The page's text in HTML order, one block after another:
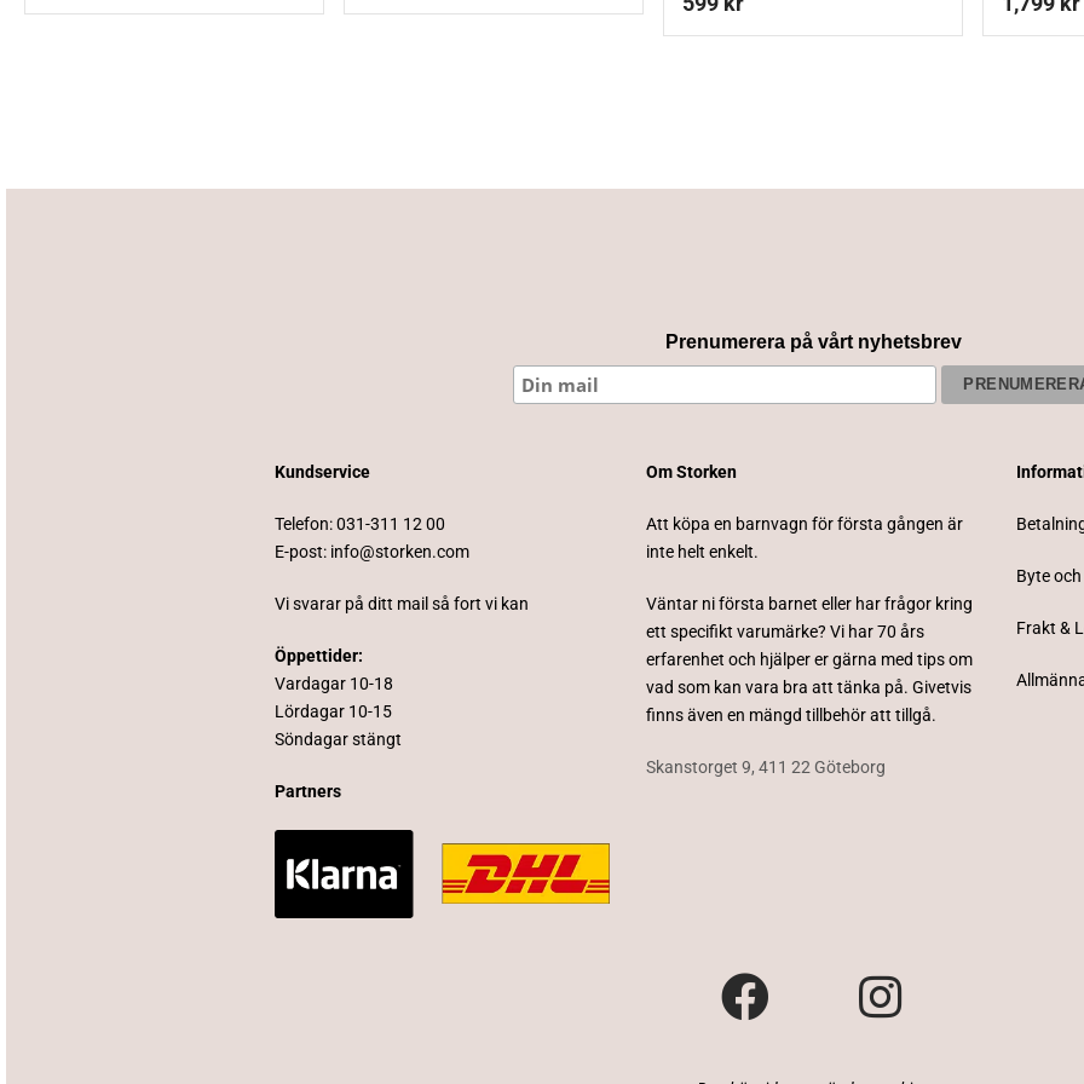
Prenumerera på vårt nyhetsbrev
Kundservice
Telefon:031-311 12 00
E-post: info@storken.com
Vi svarar på ditt mail så fort vi kan
Öppettider:
Vardagar 10-18
Lördagar 10-15
Söndagar stängt
Partners
Om Storken
Att köpa en barnvagn för första gången är
inte helt enkelt.
Väntar ni första barnet eller har frågor kring
ett specifikt varumärke? Vi har 70 års
erfarenhet och hjälper er gärna med tips om
vad som kan vara bra att tänka på. Givetvis
finns även en mängd tillbehör att tillgå.
Skanstorget 9, 411 22 Göteborg
Byte
Frakt &